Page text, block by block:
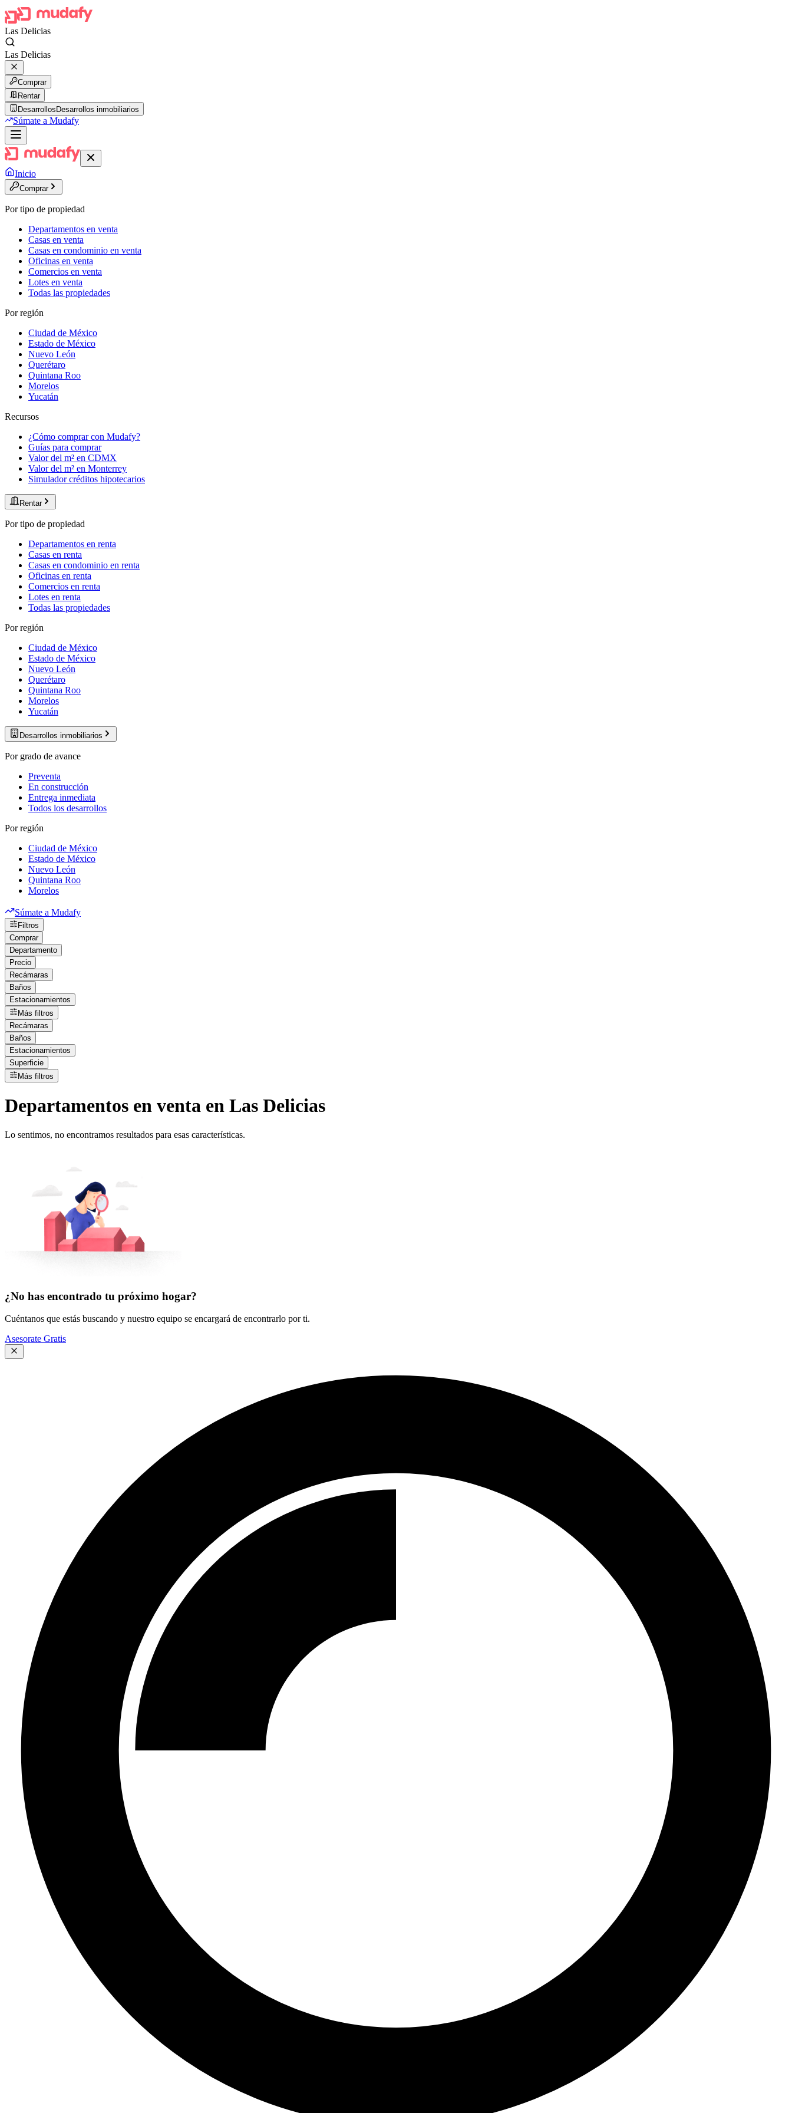
Las Delicias
Las Delicias
Comprar
Rentar
Desarrollos Desarrollos inmobiliarios
Súmate a Mudafy
Inicio
Comprar
Por tipo de propiedad
Departamentos en venta
Casas en venta
Casas en condominio en venta
Oficinas en venta
Comercios en venta
Lotes en venta
Todas las propiedades
Por región
Ciudad de México
Estado de México
Nuevo León
Querétaro
Quintana Roo
Morelos
Yucatán
Recursos
¿Cómo comprar con Mudafy?
Guías para comprar
Valor del m² en CDMX
Valor del m² en Monterrey
Simulador créditos hipotecarios
Rentar
Por tipo de propiedad
Departamentos en renta
Casas en renta
Casas en condominio en renta
Oficinas en renta
Comercios en renta
Lotes en renta
Todas las propiedades
Por región
Ciudad de México
Estado de México
Nuevo León
Querétaro
Quintana Roo
Morelos
Yucatán
Desarrollos inmobiliarios
Por grado de avance
Preventa
En construcción
Entrega inmediata
Todos los desarrollos
Por región
Ciudad de México
Estado de México
Nuevo León
Quintana Roo
Morelos
Súmate a Mudafy
Filtros
Comprar
Departamento
Precio
Recámaras
Baños
Estacionamientos
Más filtros
Recámaras
Baños
Estacionamientos
Superficie
Más filtros
Departamentos en venta en Las Delicias
Lo sentimos, no encontramos resultados para esas características.
¿No has encontrado tu próximo hogar?
Cuéntanos que estás buscando y nuestro equipo se encargará de encontrarlo por ti.
Asesorate Gratis